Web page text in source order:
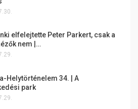
elfelejtette Peter Parkert, csak a
nem |…
Helytörténelem 34. | A
park